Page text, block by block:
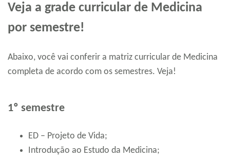
Veja a grade curricular de Medicina
por semestre!
Abaixo, você vai conferir a matriz curricular de Medicina
completa de acordo com os semestres. Veja!
1º semestre
ED – Projeto de Vida;
Introdução ao Estudo da Medicina;